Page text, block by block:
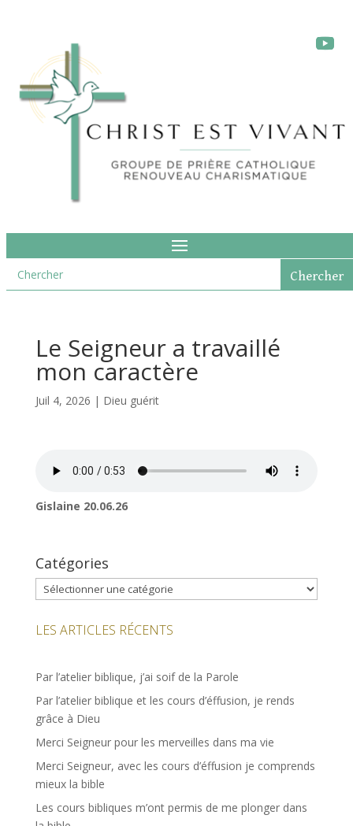
Le Seigneur a travaillé
mon caractère
Juil 4, 2026 | Dieu guérit
Gislaine 20.06.26
Catégories
Catégories
LES ARTICLES RÉCENTS
Par l’atelier biblique, j’ai soif de la Parole
Par l’atelier biblique et les cours d’éffusion, je rends
grâce à Dieu
Merci Seigneur pour les merveilles dans ma vie
Merci Seigneur, avec les cours d’éffusion je comprends
mieux la bible
Les cours bibliques m’ont permis de me plonger dans